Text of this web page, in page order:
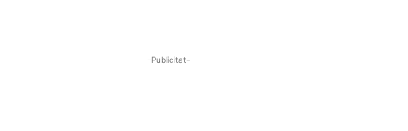
-Publicitat-